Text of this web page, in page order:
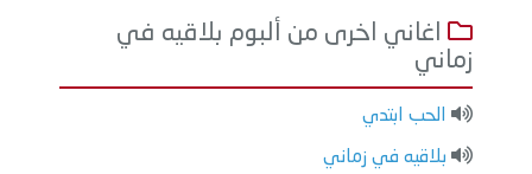
اغاني اخرى من ألبوم بلاقيه في
زماني
الحب ابتدي
بلاقيه في زماني